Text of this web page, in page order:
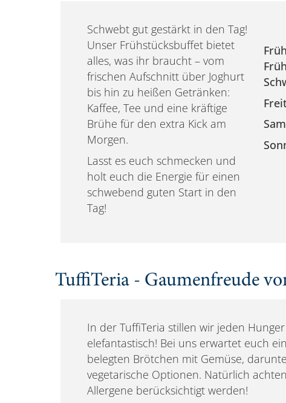
Schwebt gut gestärkt in den Tag!
Unser Frühstücksbuffet bietet
alles, was ihr braucht – vom
frischen Aufschnitt über Joghurt
bis hin zu heißen Getränken:
Kaffee, Tee und eine kräftige
Brühe für den extra Kick am
Morgen.
Lasst es euch schmecken und
holt euch die Energie für einen
schwebend guten Start in den
Tag!
TuffiTeria - Gaumenfreude
In der TuffiTeria stillen wir jeden
elefantastisch! Bei uns erwartet euch
belegten Brötchen mit Gemüse,
vegetarische Optionen. Natürlich
Allergene berücksichtigt werden!